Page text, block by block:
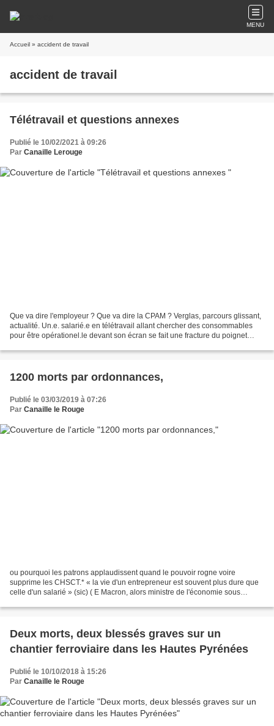
MENU
Accueil » accident de travail
accident de travail
Télétravail et questions annexes
Publié le 10/02/2021 à 09:26
Par Canaille Lerouge
Que va dire l'employeur ? Que va dire la CPAM ? Verglas, parcours glissant,
actualité. Un.e. salarié.e en télétravail allant chercher des consommables
pour être opérationel.le devant son écran se fait une fracture du poignet
1200 morts par ordonnances,
Publié le 03/03/2019 à 07:26
Par Canaille le Rouge
ou pourquoi les patrons applaudissent quand le pouvoir rogne voire
supprime les CHSCT.* « la vie d'un entrepreneur est souvent plus dure que
celle d'un salarié » (sic) ( E Macron, alors ministre de l'économie sous
Deux morts, deux blessés graves sur un
chantier ferroviaire dans les Hautes Pyrénées
Publié le 10/10/2018 à 15:26
Par Canaille le Rouge